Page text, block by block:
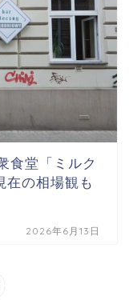
食堂「ミルク
在の相場観も
2026年6月13日